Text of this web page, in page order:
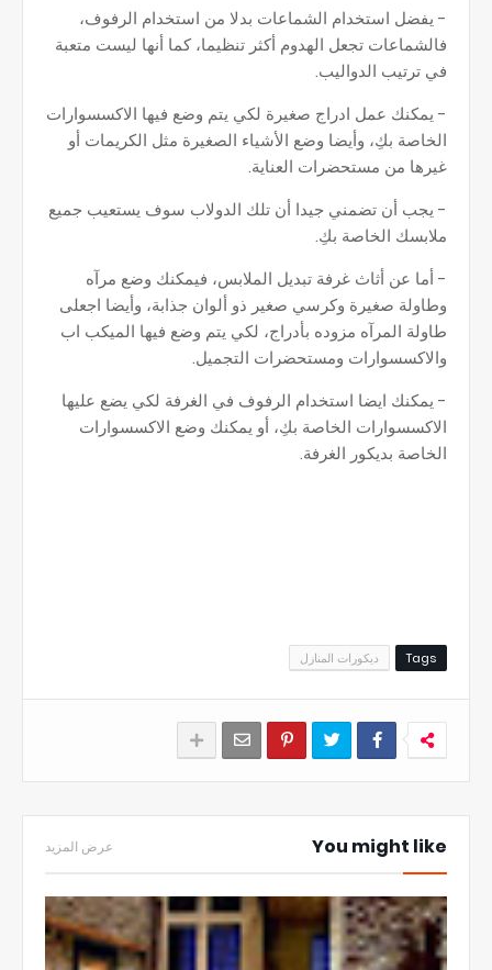
- يفضل استخدام الشماعات بدلا من استخدام الرفوف،
فالشماعات تجعل الهدوم أكثر تنظيما، كما أنها ليست متعبة
في ترتيب الدواليب.
- يمكنك عمل ادراج صغيرة لكي يتم وضع فيها الاكسسوارات
الخاصة بكِ، وأيضا وضع الأشياء الصغيرة مثل الكريمات أو
غيرها من مستحضرات العناية.
- يجب أن تضمني جيدا أن تلك الدولاب سوف يستعيب جميع
ملابسك الخاصة بكِ.
- أما عن أثاث غرفة تبديل الملابس، فيمكنك وضع مرآه
وطاولة صغيرة وكرسي صغير ذو ألوان جذابة، وأيضا اجعلى
طاولة المرآه مزوده بأدراج، لكي يتم وضع فيها الميكب اب
والاكسسوارات ومستحضرات التجميل.
- يمكنك ايضا استخدام الرفوف في الغرفة لكي يضع عليها
الاكسسوارات الخاصة بكِ، أو يمكنك وضع الاكسسوارات
الخاصة بديكور الغرفة.
Tags ديكورات المنازل
You might like عرض المزيد